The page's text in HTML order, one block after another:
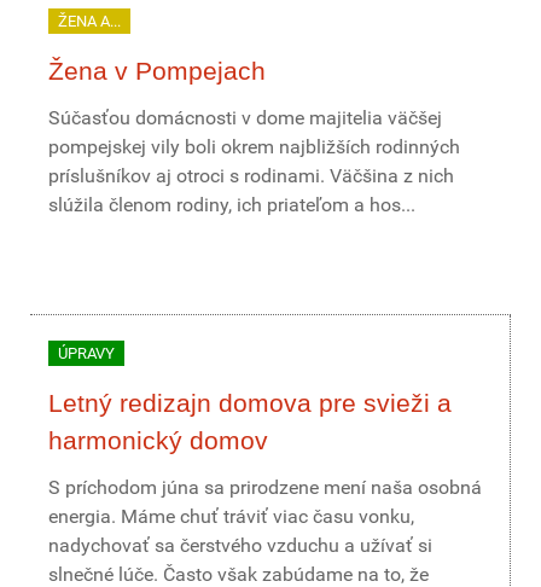
ŽENA A...
Žena v Pompejach
Súčasťou domácnosti v dome majitelia väčšej
pompejskej vily boli okrem najbližších rodinných
príslušníkov aj otroci s rodinami. Väčšina z nich
slúžila členom rodiny, ich priateľom a hos...
ÚPRAVY
Letný redizajn domova pre svieži a
harmonický domov
S príchodom júna sa prirodzene mení naša osobná
energia. Máme chuť tráviť viac času vonku,
nadychovať sa čerstvého vzduchu a užívať si
slnečné lúče. Často však zabúdame na to, že